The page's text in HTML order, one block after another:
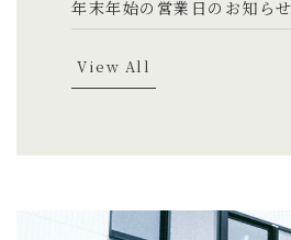
年末年始の営業日のお知らせ
View All